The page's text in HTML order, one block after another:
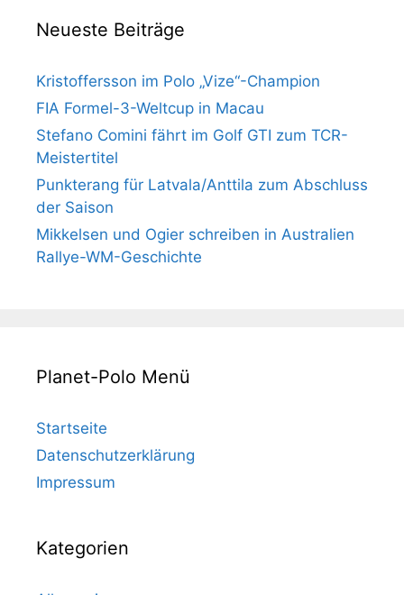
Neueste Beiträge
Kristoffersson im Polo „Vize“-Champion
FIA Formel-3-Weltcup in Macau
Stefano Comini fährt im Golf GTI zum TCR-
Meistertitel
Punkterang für Latvala/Anttila zum Abschluss
der Saison
Mikkelsen und Ogier schreiben in Australien
Rallye-WM-Geschichte
Planet-Polo Menü
Startseite
Datenschutzerklärung
Impressum
Kategorien